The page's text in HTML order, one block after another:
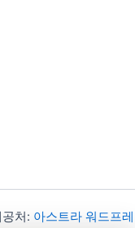
처: 아스트라 워드프레